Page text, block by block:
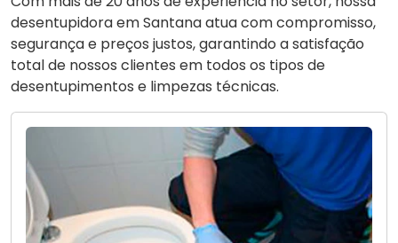
desentupidora em Santana atua com compromisso,
segurança e preços justos, garantindo a satisfação
total de nossos clientes em todos os tipos de
desentupimentos e limpezas técnicas.